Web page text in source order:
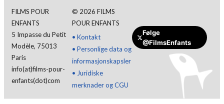
Gi en donasjon
FILMS POUR
ENFANTS
5 Impasse du Petit
Modèle, 75013
Paris
info(at)films-pour-
enfants(dot)com
© 2026 FILMS
POUR ENFANTS
• Kontakt
• Personlige data og
informasjonskapsler
• Juridiske
merknader og CGU
Følge
@FilmsEnfants